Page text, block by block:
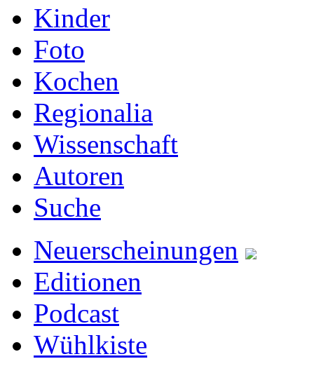
Kinder
Foto
Kochen
Regionalia
Wissenschaft
Autoren
Suche
Neuerscheinungen
Editionen
Podcast
Wühlkiste